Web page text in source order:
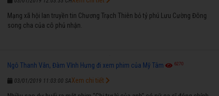
Mạng xã hội lan truyền tin Chương Trạch Thiên bỏ tỷ phú Lưu Cường Đông
song cha của cô phủ nhận.
Ngô Thanh Vân, Đàm Vĩnh Hưng đi xem phim của Mỹ Tâm 6270
03/01/2019 11:03:00 SAXem chi tiết